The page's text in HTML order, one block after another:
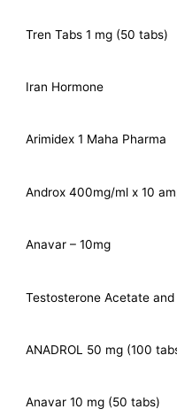
Tren Tabs 1 mg (50 tabs)
Iran Hormone
Arimidex 1 Maha Pharma
Androx 400mg/ml x 10
Anavar – 10mg
Testosterone Acetate
ANADROL 50 mg (100
Anavar 10 mg (50 tabs)